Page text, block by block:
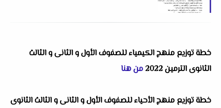
خطة توزيع منهج الكيمياء للصفوف الأول و الثانى و الثالث
الثانوى الترمين 2022
من هنا
خطة توزيع منهج الأحياء للصفوف الأول و الثانى و الثالث الثانوى